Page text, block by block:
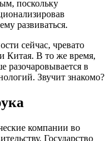
поскольку
развиваться.
сейчас, чревато
Китая. В то же время,
разочаровывается в
Звучит знакомо?
компании во
Государство